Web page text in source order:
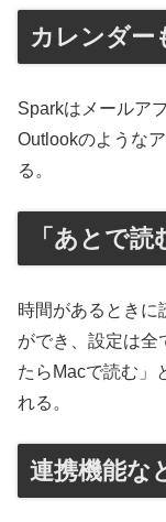
カレンダー
Sparkはメールア
Outlookのような
る。
「あとで
時間があるときに
ができ、設定は全
たらMacで読む」
れる。
連携機能な